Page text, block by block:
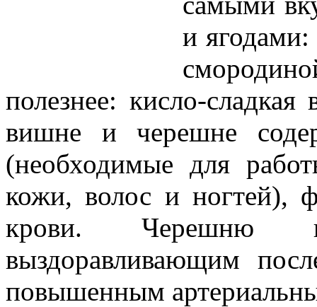
и
полезнее: кисло-
вишне и черешне
(необходимые для
кожи, волос и ногтей),
крови. Черешню
выздоравливающим
повышенным